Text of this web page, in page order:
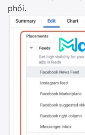
phối.